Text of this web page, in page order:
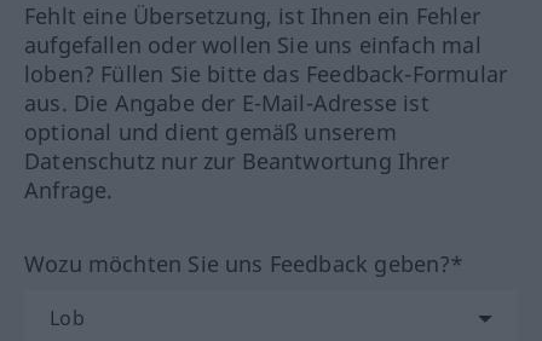
Fehlt eine Übersetzung, ist Ihnen ein Fehler
aufgefallen oder wollen Sie uns einfach mal
loben? Füllen Sie bitte das Feedback-Formular
aus. Die Angabe der E-Mail-Adresse ist
optional und dient gemäß unserem
Datenschutz nur zur Beantwortung Ihrer
Anfrage.
Wozu möchten Sie uns Feedback geben?*